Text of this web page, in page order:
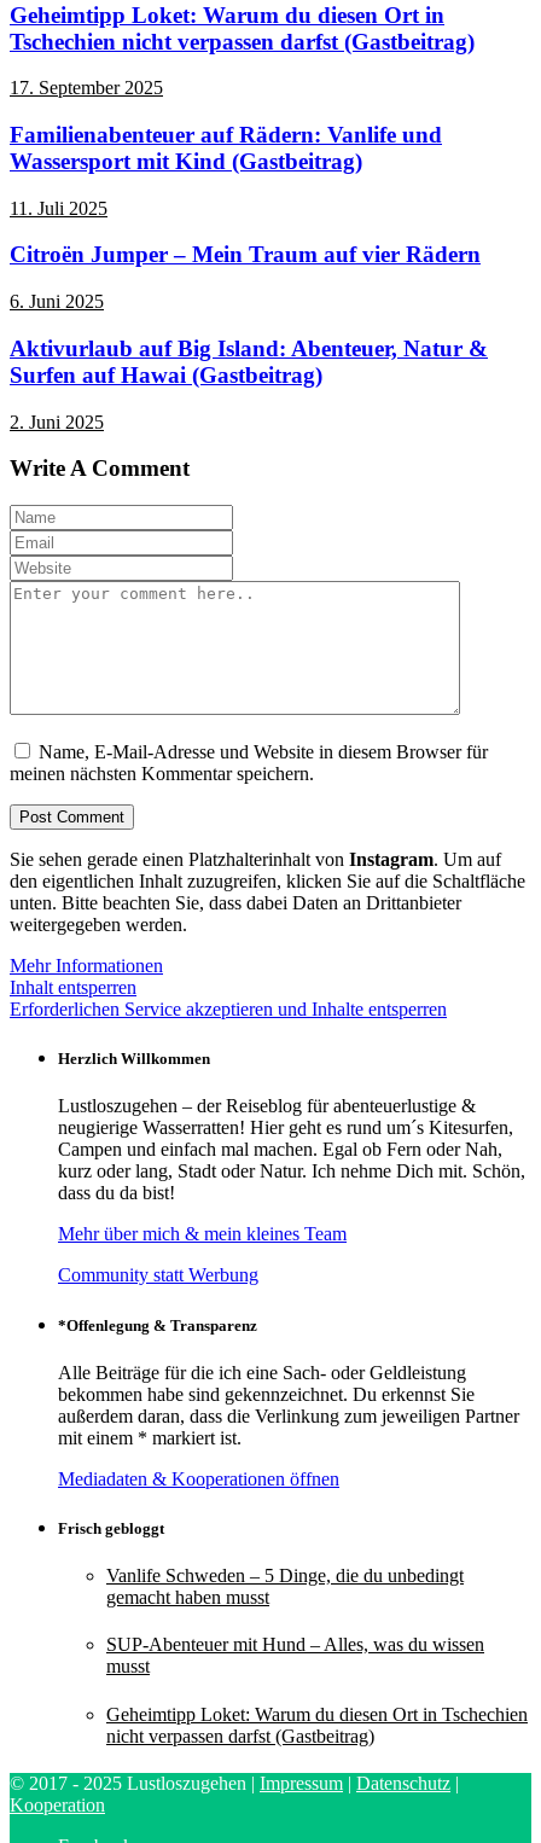
Geheimtipp Loket: Warum du diesen Ort in
Tschechien nicht verpassen darfst (Gastbeitrag)
17. September 2025
Familienabenteuer auf Rädern: Vanlife und
Wassersport mit Kind (Gastbeitrag)
11. Juli 2025
Citroën Jumper – Mein Traum auf vier Rädern
6. Juni 2025
Aktivurlaub auf Big Island: Abenteuer, Natur &
Surfen auf Hawai (Gastbeitrag)
2. Juni 2025
Write A Comment
Name, E-Mail-Adresse und Website in diesem Browser für
meinen nächsten Kommentar speichern.
Sie sehen gerade einen Platzhalterinhalt von Instagram. Um auf
den eigentlichen Inhalt zuzugreifen, klicken Sie auf die Schaltfläche
unten. Bitte beachten Sie, dass dabei Daten an Drittanbieter
weitergegeben werden.
Mehr Informationen
Inhalt entsperren
Erforderlichen Service akzeptieren und Inhalte entsperren
Herzlich Willkommen
Lustloszugehen – der Reiseblog für abenteuerlustige &
neugierige Wasserratten! Hier geht es rund um´s Kitesurfen,
Campen und einfach mal machen. Egal ob Fern oder Nah,
kurz oder lang, Stadt oder Natur. Ich nehme Dich mit. Schön,
dass du da bist!
Mehr über mich & mein kleines Team
Community statt Werbung
*Offenlegung & Transparenz
Alle Beiträge für die ich eine Sach- oder Geldleistung
bekommen habe sind gekennzeichnet. Du erkennst Sie
außerdem daran, dass die Verlinkung zum jeweiligen Partner
mit einem * markiert ist.
Mediadaten & Kooperationen öffnen
Frisch gebloggt
Vanlife Schweden – 5 Dinge, die du unbedingt
gemacht haben musst
SUP-Abenteuer mit Hund – Alles, was du wissen
musst
Geheimtipp Loket: Warum du diesen Ort in Tschechien
nicht verpassen darfst (Gastbeitrag)
© 2017 - 2025 Lustloszugehen | Impressum | Datenschutz |
Kooperation